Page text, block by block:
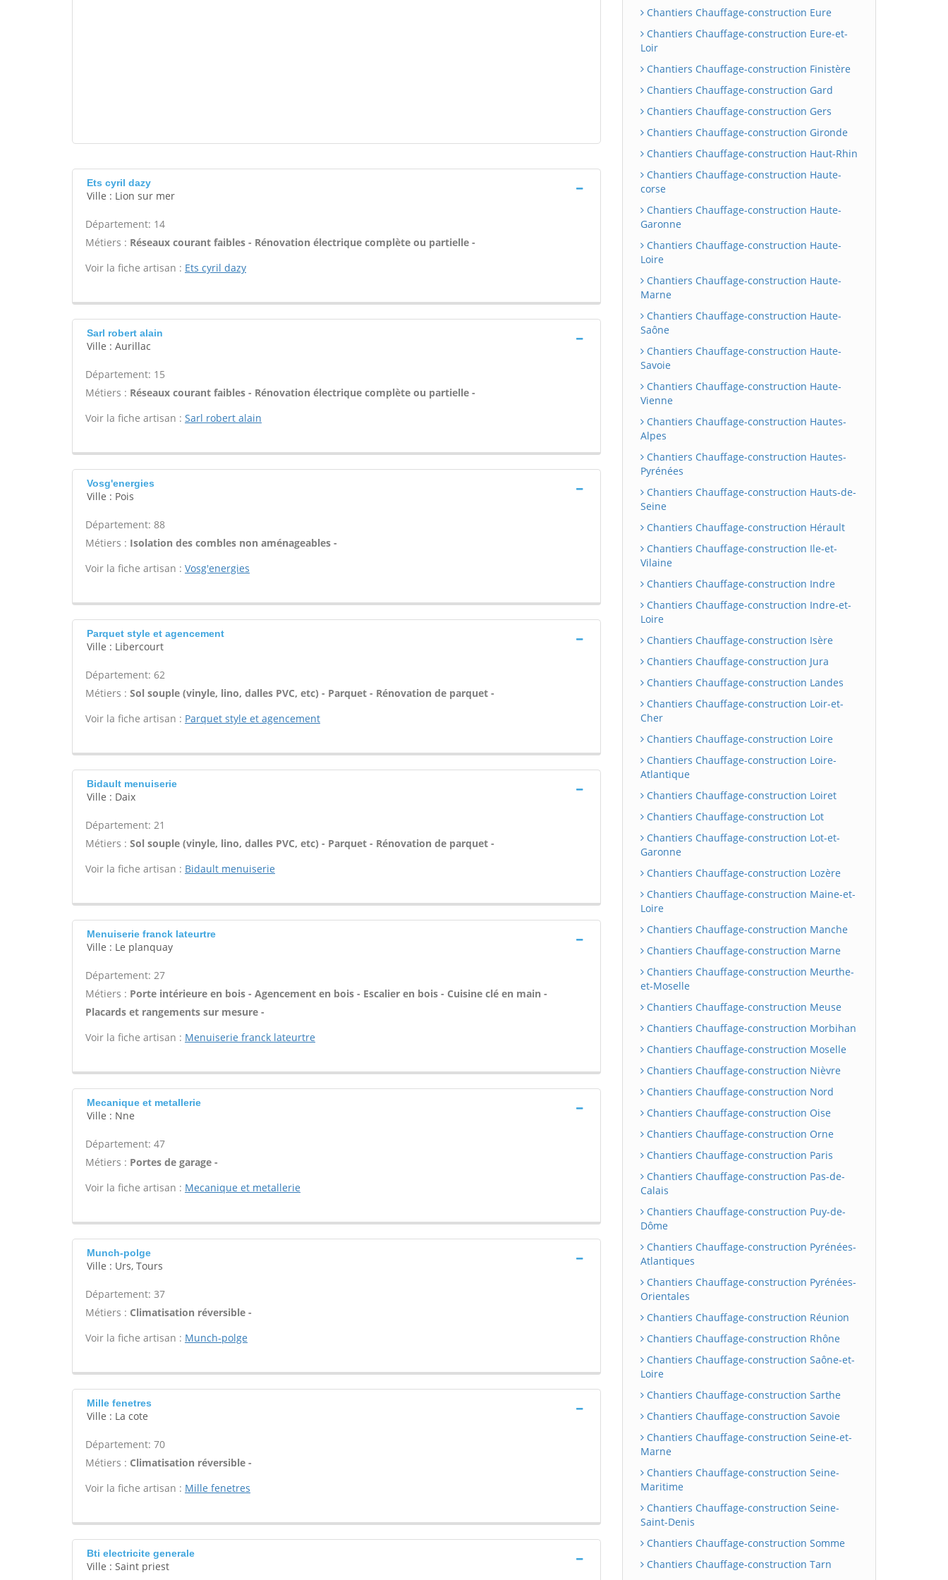
Ets cyril dazy
Ville : Lion sur mer
Département: 14
Métiers : Réseaux courant faibles - Rénovation électrique complète ou partielle -
Voir la fiche artisan : Ets cyril dazy
Sarl robert alain
Ville : Aurillac
Département: 15
Métiers : Réseaux courant faibles - Rénovation électrique complète ou partielle -
Voir la fiche artisan : Sarl robert alain
Vosg'energies
Ville : Pois
Département: 88
Métiers : Isolation des combles non aménageables -
Voir la fiche artisan : Vosg'energies
Parquet style et agencement
Ville : Libercourt
Département: 62
Métiers : Sol souple (vinyle, lino, dalles PVC, etc) - Parquet - Rénovation de parquet -
Voir la fiche artisan : Parquet style et agencement
Bidault menuiserie
Ville : Daix
Département: 21
Métiers : Sol souple (vinyle, lino, dalles PVC, etc) - Parquet - Rénovation de parquet -
Voir la fiche artisan : Bidault menuiserie
Menuiserie franck lateurtre
Ville : Le planquay
Département: 27
Métiers : Porte intérieure en bois - Agencement en bois - Escalier en bois - Cuisine clé en main -
Placards et rangements sur mesure -
Voir la fiche artisan : Menuiserie franck lateurtre
Mecanique et metallerie
Ville : Nne
Département: 47
Métiers : Portes de garage -
Voir la fiche artisan : Mecanique et metallerie
Munch-polge
Ville : Urs, Tours
Département: 37
Métiers : Climatisation réversible -
Voir la fiche artisan : Munch-polge
Mille fenetres
Ville : La cote
Département: 70
Métiers : Climatisation réversible -
Voir la fiche artisan : Mille fenetres
Bti electricite generale
Ville : Saint priest
Chantiers Chauffage-construction Eure
Chantiers Chauffage-construction Eure-et-
Loir
Chantiers Chauffage-construction Finistère
Chantiers Chauffage-construction Gard
Chantiers Chauffage-construction Gers
Chantiers Chauffage-construction Gironde
Chantiers Chauffage-construction Haut-Rhin
Chantiers Chauffage-construction Haute-
corse
Chantiers Chauffage-construction Haute-
Garonne
Chantiers Chauffage-construction Haute-
Loire
Chantiers Chauffage-construction Haute-
Marne
Chantiers Chauffage-construction Haute-
Saône
Chantiers Chauffage-construction Haute-
Savoie
Chantiers Chauffage-construction Haute-
Vienne
Chantiers Chauffage-construction Hautes-
Alpes
Chantiers Chauffage-construction Hautes-
Pyrénées
Chantiers Chauffage-construction Hauts-de-
Seine
Chantiers Chauffage-construction Hérault
Chantiers Chauffage-construction Ile-et-
Vilaine
Chantiers Chauffage-construction Indre
Chantiers Chauffage-construction Indre-et-
Loire
Chantiers Chauffage-construction Isère
Chantiers Chauffage-construction Jura
Chantiers Chauffage-construction Landes
Chantiers Chauffage-construction Loir-et-
Cher
Chantiers Chauffage-construction Loire
Chantiers Chauffage-construction Loire-
Atlantique
Chantiers Chauffage-construction Loiret
Chantiers Chauffage-construction Lot
Chantiers Chauffage-construction Lot-et-
Garonne
Chantiers Chauffage-construction Lozère
Chantiers Chauffage-construction Maine-et-
Loire
Chantiers Chauffage-construction Manche
Chantiers Chauffage-construction Marne
Chantiers Chauffage-construction Meurthe-
et-Moselle
Chantiers Chauffage-construction Meuse
Chantiers Chauffage-construction Morbihan
Chantiers Chauffage-construction Moselle
Chantiers Chauffage-construction Nièvre
Chantiers Chauffage-construction Nord
Chantiers Chauffage-construction Oise
Chantiers Chauffage-construction Orne
Chantiers Chauffage-construction Paris
Chantiers Chauffage-construction Pas-de-
Calais
Chantiers Chauffage-construction Puy-de-
Dôme
Chantiers Chauffage-construction Pyrénées-
Atlantiques
Chantiers Chauffage-construction Pyrénées-
Orientales
Chantiers Chauffage-construction Réunion
Chantiers Chauffage-construction Rhône
Chantiers Chauffage-construction Saône-et-
Loire
Chantiers Chauffage-construction Sarthe
Chantiers Chauffage-construction Savoie
Chantiers Chauffage-construction Seine-et-
Marne
Chantiers Chauffage-construction Seine-
Maritime
Chantiers Chauffage-construction Seine-
Saint-Denis
Chantiers Chauffage-construction Somme
Chantiers Chauffage-construction Tarn